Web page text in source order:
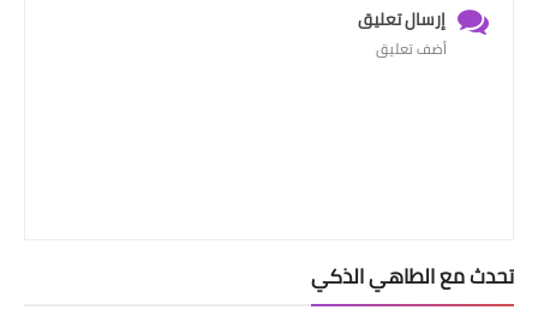
إرسال تعليق
أضف تعليق
تحدث مع الطاهي الذكي